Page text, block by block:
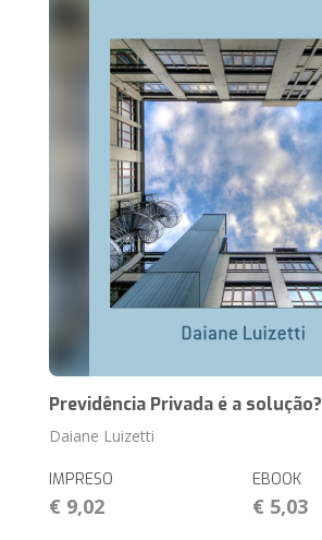
Previdência Privada é a solução?
Daiane Luizetti
IMPRESO
€ 9,02
EBOOK
€ 5,03